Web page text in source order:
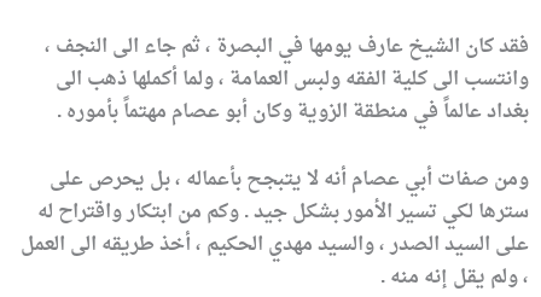
فقد كان الشيخ عارف يومها في البصرة ، ثم جاء الى النجف ،
وانتسب الى كلية الفقه ولبس العمامة ، ولما أكملها ذهب الى
بغداد عالماً في منطقة الزوية وكان أبو عصام مهتماً بأموره .
ومن صفات أبي عصام أنه لا يتبجح بأعماله ، بل يحرص على
سترها لكي تسير الأمور بشكل جيد . وكم من ابتكار واقتراح له
على السيد الصدر ، والسيد مهدي الحكيم ، أخذ طريقه الى العمل
، ولم يقل إنه منه .